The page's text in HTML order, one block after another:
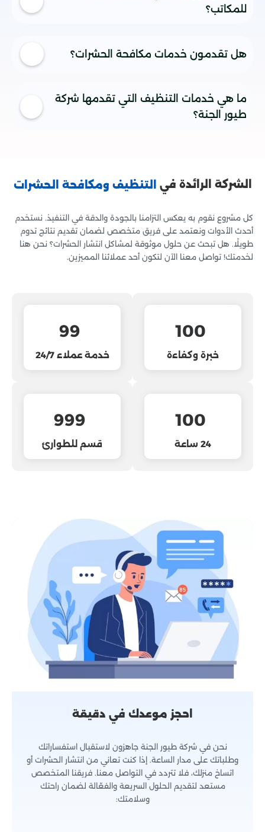
للمكاتب؟
بالطبع، نقدم في شركة طيور الجنة خدمات تنظيف مخصصة
للمكاتب والشركات. فريقنا المدرب سيقوم بتنظيف المكان بأعلى
هل تقدمون خدمات مكافحة الحشرات؟
نعم، نحن في شركة طيور الجنة نقدم خدمات شاملة لمكافحة
الحشرات مثل البعوض، الصراصير، النمل، والفئران. نستخدم مواد
آمنة وفعّالة لضمان القضاء على الحشرات بشكل نهائي مع
ما هي خدمات التنظيف التي تقدمها شركة
طيور الجنة؟
الشركة الرائدة في التنظيف ومكافحة الحشرات
كل مشروع نقوم به يعكس التزامنا بالجودة والدقة في التنفيذ. نستخدم
أحدث الأدوات ونعتمد على فريق متخصص لضمان تقديم نتائج تدوم
طويلًا. هل تبحث عن حلول موثوقة لمشاكل انتشار الحشرات؟ نحن هنا
لخدمتك! تواصل معنا الآن لتكون أحد عملائنا المميزين.
100
خبرة وكفاءة
99
خدمة عملاء 24/7
100
24 ساعة
999
قسم للطوارئ
احجز موعدك في دقيقة
نحن في شركة طيور الجنة جاهزون لاستقبال استفساراتك
وطلباتك على مدار الساعة. إذا كنت تعاني من انتشار الحشرات أو
اتساخ منزلك، فلا تتردد في التواصل معنا. فريقنا المتخصص
مستعد لتقديم الحلول السريعة والفعّالة لضمان راحتك
وسلامتك: